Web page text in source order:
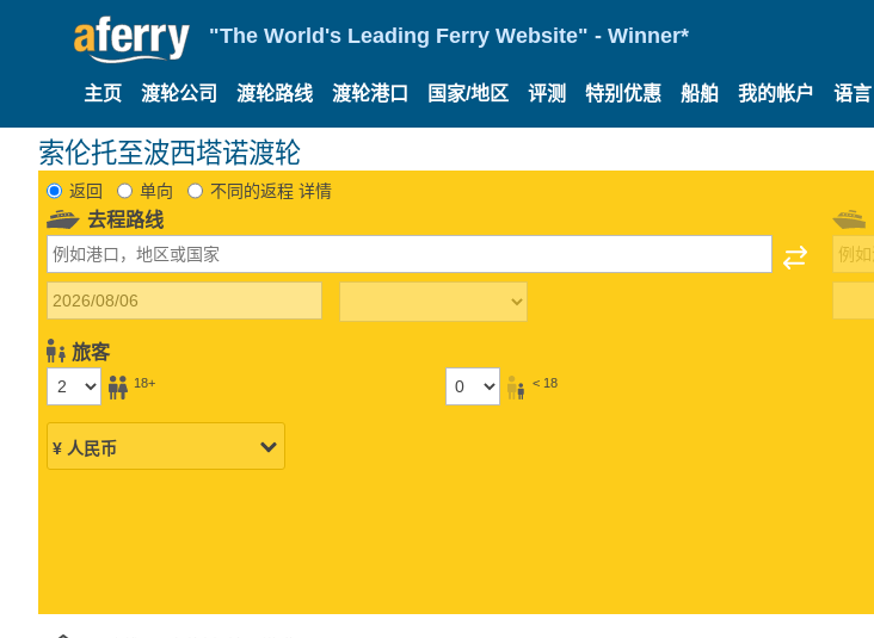
"The World's Leading Ferry Website" - Winner*
主页 渡轮公司 渡轮路线 渡轮港口 国家/地区 评测 特别优惠 船舶 我的帐户 语言
索伦托至波西塔诺渡轮
返回 单向 不同的返程 详情
去程路线
旅客
18+ < 18